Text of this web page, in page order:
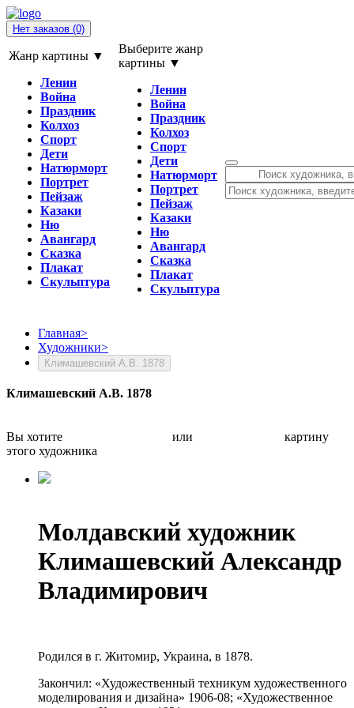
Нет заказов (0)
Жанр картины ▼
Ленин
Война
Праздник
Колхоз
Спорт
Дети
Натюрморт
Портрет
Пейзаж
Казаки
Ню
Авангард
Сказка
Плакат
Скульптура
Выберите жанр
картины ▼
Ленин
Война
Праздник
Колхоз
Спорт
Дети
Натюрморт
Портрет
Пейзаж
Казаки
Ню
Авангард
Сказка
Плакат
Скульптура
Главная>
Художники>
Климашевский А.В. 1878
Климашевский А.В. 1878
Вы хотите или
картину
этого художника
Молдавский художник
Климашевский Александр
Владимирович
Родился в г. Житомир, Украина, в 1878.
Закончил: «Художественный техникум художественного
моделирования и дизайна» 1906-08; «Художественное